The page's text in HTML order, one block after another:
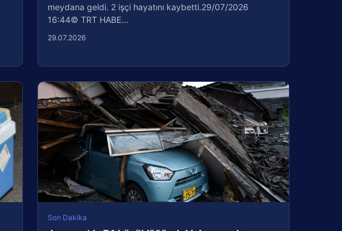
meydana geldi. 2 işçi hayatını kaybetti.29/07/2026
16:44© TRT HABE...
29.07.2026
Son Dakika